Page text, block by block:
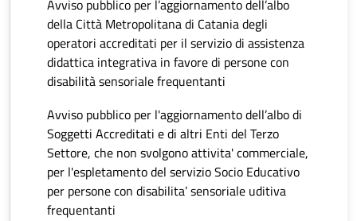
Avviso pubblico per l’aggiornamento dell’albo
della Città Metropolitana di Catania degli
operatori accreditati per il servizio di assistenza
didattica integrativa in favore di persone con
disabilità sensoriale frequentanti
Avviso pubblico per l'aggiornamento dell’albo di
Soggetti Accreditati e di altri Enti del Terzo
Settore, che non svolgono attivita' commerciale,
per l'espletamento del servizio Socio Educativo
per persone con disabilita’ sensoriale uditiva
frequentanti